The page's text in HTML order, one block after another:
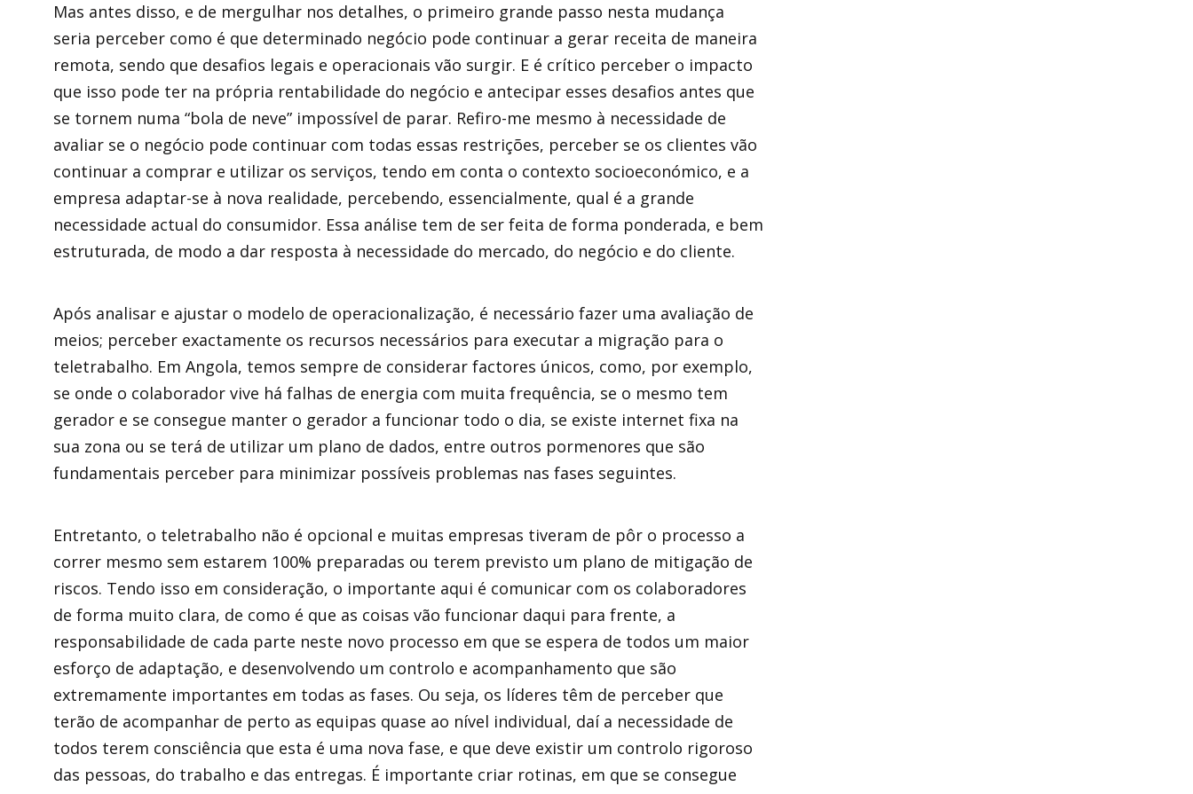
Mas antes disso, e de mergulhar nos detalhes, o primeiro grande passo nesta mudança
seria perceber como é que determinado negócio pode continuar a gerar receita de maneira
remota, sendo que desafios legais e operacionais vão surgir. E é crítico perceber o impacto
que isso pode ter na própria rentabilidade do negócio e antecipar esses desafios antes que
se tornem numa “bola de neve” impossível de parar. Refiro-me mesmo à necessidade de
avaliar se o negócio pode continuar com todas essas restrições, perceber se os clientes vão
continuar a comprar e utilizar os serviços, tendo em conta o contexto socioeconómico, e a
empresa adaptar-se à nova realidade, percebendo, essencialmente, qual é a grande
necessidade actual do consumidor. Essa análise tem de ser feita de forma ponderada, e bem
estruturada, de modo a dar resposta à necessidade do mercado, do negócio e do cliente.
Após analisar e ajustar o modelo de operacionalização, é necessário fazer uma avaliação de
meios; perceber exactamente os recursos necessários para executar a migração para o
teletrabalho. Em Angola, temos sempre de considerar factores únicos, como, por exemplo,
se onde o colaborador vive há falhas de energia com muita frequência, se o mesmo tem
gerador e se consegue manter o gerador a funcionar todo o dia, se existe internet fixa na
sua zona ou se terá de utilizar um plano de dados, entre outros pormenores que são
fundamentais perceber para minimizar possíveis problemas nas fases seguintes.
Entretanto, o teletrabalho não é opcional e muitas empresas tiveram de pôr o processo a
correr mesmo sem estarem 100% preparadas ou terem previsto um plano de mitigação de
riscos. Tendo isso em consideração, o importante aqui é comunicar com os colaboradores
de forma muito clara, de como é que as coisas vão funcionar daqui para frente, a
responsabilidade de cada parte neste novo processo em que se espera de todos um maior
esforço de adaptação, e desenvolvendo um controlo e acompanhamento que são
extremamente importantes em todas as fases. Ou seja, os líderes têm de perceber que
terão de acompanhar de perto as equipas quase ao nível individual, daí a necessidade de
todos terem consciência que esta é uma nova fase, e que deve existir um controlo rigoroso
das pessoas, do trabalho e das entregas. É importante criar rotinas, em que se consegue